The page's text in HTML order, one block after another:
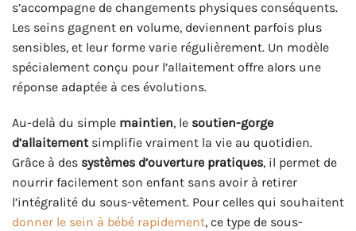
s’accompagne de changements physiques conséquents.
Les seins gagnent en volume, deviennent parfois plus
sensibles, et leur forme varie régulièrement. Un modèle
spécialement conçu pour l’allaitement offre alors une
réponse adaptée à ces évolutions.
Au-delà du simple maintien, le soutien-gorge
d’allaitementsimplifie vraiment la vie au quotidien.
Grâce à des systèmes d’ouverture pratiques, il permet de
nourrir facilement son enfant sans avoir à retirer
l’intégralité du sous-vêtement. Pour celles qui souhaitent
donner le sein à bébé rapidement, ce type de sous-